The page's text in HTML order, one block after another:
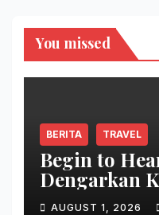
You missed
BERITA TRAVEL
Begin to
Dengarkan
Park Bo Gum
AUGUST 1, 2026